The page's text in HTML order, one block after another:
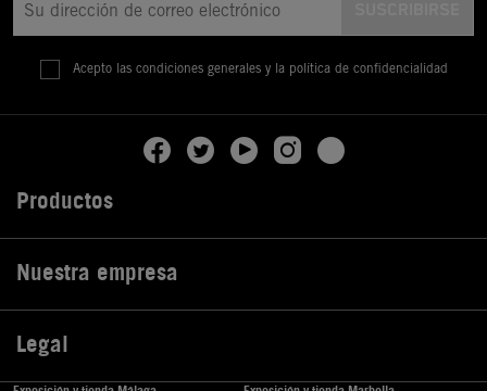
Acepto las condiciones generales y la política de confidencialidad
Productos
Nuestra empresa
Legal